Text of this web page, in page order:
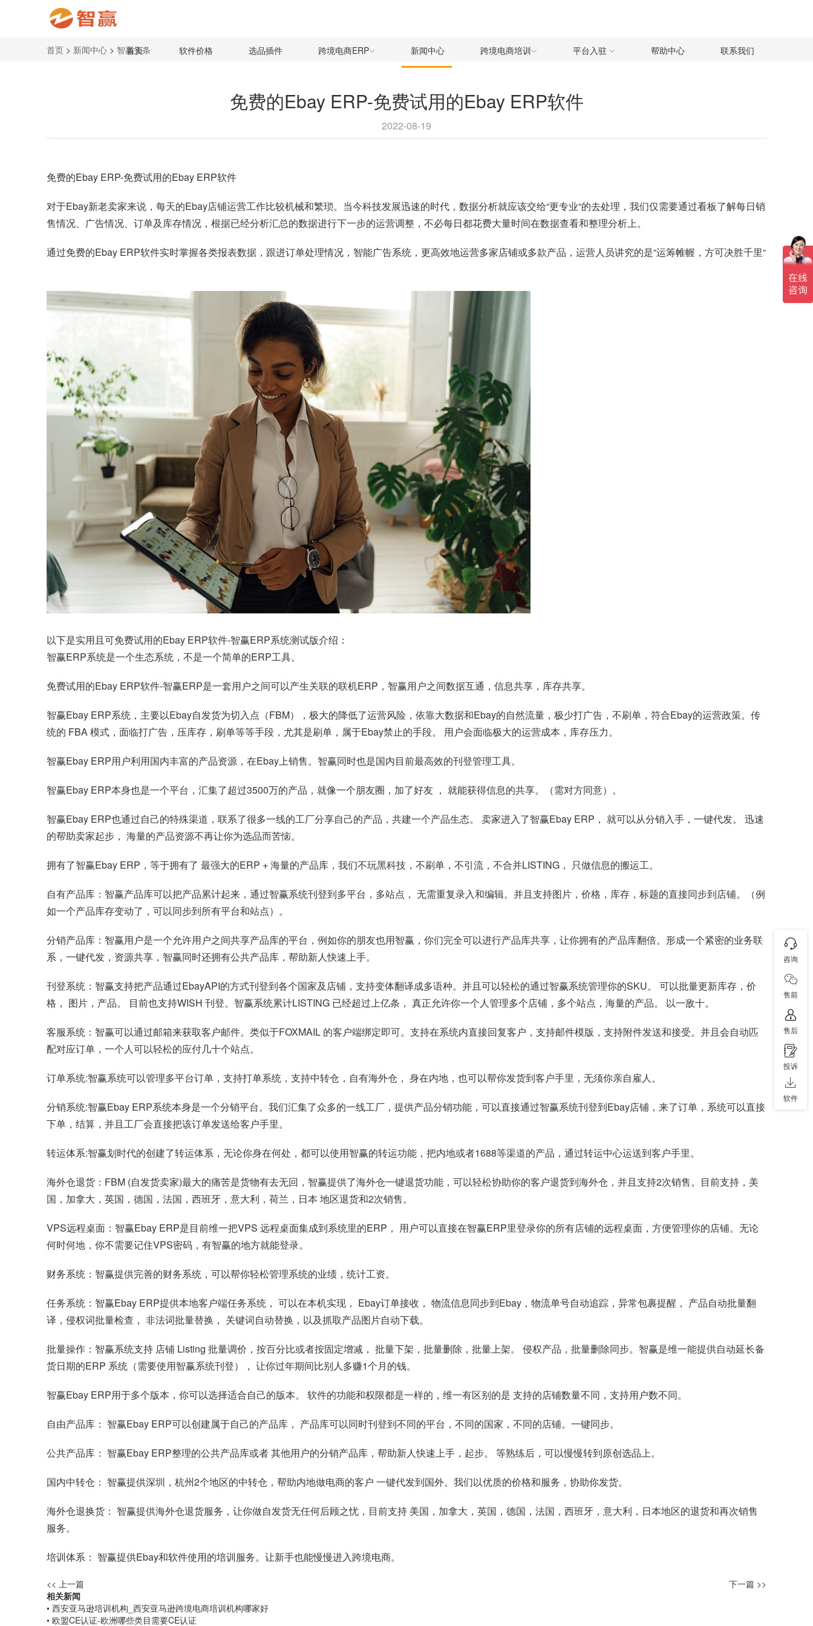
首页 软件价格 选品插件 跨境电商ERP 新闻中心 跨境电商培训 平台入驻 帮助中心 联系我们
首页 > 新闻中心 > 智赢头条
免费的Ebay ERP-免费试用的Ebay ERP软件
2022-08-19
免费的Ebay ERP-免费试用的Ebay ERP软件
对于Ebay新老卖家来说，每天的Ebay店铺运营工作比较机械和繁琐。当今科技发展迅速的时代，数据分析就应该交给“更专业“的去处理，我们仅需要通过看板了解每日销
售情况、广告情况、订单及库存情况，根据已经分析汇总的数据进行下一步的运营调整，不必每日都花费大量时间在数据查看和整理分析上。
通过免费的Ebay ERP软件实时掌握各类报表数据，跟进订单处理情况，智能广告系统，更高效地运营多家店铺或多款产品，运营人员讲究的是“运筹帷幄，方可决胜千里“
以下是实用且可免费试用的Ebay ERP软件-智赢ERP系统测试版介绍：
智赢ERP系统是一个生态系统，不是一个简单的ERP工具。
免费试用的Ebay ERP软件-智赢ERP是一套用户之间可以产生关联的联机ERP，智赢用户之间数据互通，信息共享，库存共享。
智赢Ebay ERP系统，主要以Ebay自发货为切入点（FBM），极大的降低了运营风险，依靠大数据和Ebay的自然流量，极少打广告，不刷单，符合Ebay的运营政策。传
统的 FBA 模式，面临打广告，压库存，刷单等等手段，尤其是刷单，属于Ebay禁止的手段。 用户会面临极大的运营成本，库存压力。
智赢Ebay ERP用户利用国内丰富的产品资源，在Ebay上销售。智赢同时也是国内目前最高效的刊登管理工具。
智赢Ebay ERP本身也是一个平台，汇集了超过3500万的产品，就像一个朋友圈，加了好友 ， 就能获得信息的共享。（需对方同意）。
智赢Ebay ERP也通过自己的特殊渠道，联系了很多一线的工厂分享自己的产品，共建一个产品生态。 卖家进入了智赢Ebay ERP， 就可以从分销入手，一键代发。 迅速
的帮助卖家起步， 海量的产品资源不再让你为选品而苦恼。
拥有了智赢Ebay ERP，等于拥有了 最强大的ERP + 海量的产品库，我们不玩黑科技，不刷单，不引流，不合并LISTING， 只做信息的搬运工。
自有产品库：智赢产品库可以把产品累计起来，通过智赢系统刊登到多平台，多站点， 无需重复录入和编辑。并且支持图片，价格，库存，标题的直接同步到店铺。（例
如一个产品库存变动了，可以同步到所有平台和站点）。
分销产品库：智赢用户是一个允许用户之间共享产品库的平台，例如你的朋友也用智赢，你们完全可以进行产品库共享，让你拥有的产品库翻倍。形成一个紧密的业务联
系，一键代发，资源共享，智赢同时还拥有公共产品库，帮助新人快速上手。
刊登系统：智赢支持把产品通过EbayAPI的方式刊登到各个国家及店铺，支持变体翻译成多语种。并且可以轻松的通过智赢系统管理你的SKU。 可以批量更新库存，价
格， 图片，产品。 目前也支持WISH 刊登。智赢系统累计LISTING 已经超过上亿条， 真正允许你一个人管理多个店铺，多个站点，海量的产品。 以一敌十。
客服系统：智赢可以通过邮箱来获取客户邮件。类似于FOXMAIL 的客户端绑定即可。支持在系统内直接回复客户，支持邮件模版，支持附件发送和接受。并且会自动匹
配对应订单，一个人可以轻松的应付几十个站点。
订单系统:智赢系统可以管理多平台订单，支持打单系统，支持中转仓，自有海外仓， 身在内地，也可以帮你发货到客户手里，无须你亲自雇人。
分销系统:智赢Ebay ERP系统本身是一个分销平台。我们汇集了众多的一线工厂，提供产品分销功能，可以直接通过智赢系统刊登到Ebay店铺，来了订单，系统可以直接
下单，结算，并且工厂会直接把该订单发送给客户手里。
转运体系:智赢划时代的创建了转运体系，无论你身在何处，都可以使用智赢的转运功能，把内地或者1688等渠道的产品，通过转运中心运送到客户手里。
海外仓退货：FBM (自发货卖家)最大的痛苦是货物有去无回，智赢提供了海外仓一键退货功能，可以轻松协助你的客户退货到海外仓，并且支持2次销售。目前支持，美
国，加拿大，英国，德国，法国，西班牙，意大利，荷兰，日本 地区退货和2次销售。
VPS远程桌面：智赢Ebay ERP是目前维一把VPS 远程桌面集成到系统里的ERP， 用户可以直接在智赢ERP里登录你的所有店铺的远程桌面，方便管理你的店铺。无论
何时何地，你不需要记住VPS密码，有智赢的地方就能登录。
财务系统：智赢提供完善的财务系统，可以帮你轻松管理系统的业绩，统计工资。
任务系统：智赢Ebay ERP提供本地客户端任务系统， 可以在本机实现， Ebay订单接收， 物流信息同步到Ebay，物流单号自动追踪，异常包裹提醒， 产品自动批量翻
译，侵权词批量检查， 非法词批量替换， 关键词自动替换，以及抓取产品图片自动下载。
批量操作：智赢系统支持 店铺 Listing 批量调价，按百分比或者按固定增减， 批量下架，批量删除，批量上架。 侵权产品，批量删除同步。智赢是维一能提供自动延长备
货日期的ERP 系统（需要使用智赢系统刊登）， 让你过年期间比别人多赚1个月的钱。
智赢Ebay ERP用于多个版本，你可以选择适合自己的版本。 软件的功能和权限都是一样的，维一有区别的是 支持的店铺数量不同，支持用户数不同。
自由产品库： 智赢Ebay ERP可以创建属于自己的产品库， 产品库可以同时刊登到不同的平台，不同的国家，不同的店铺。一键同步。
公共产品库： 智赢Ebay ERP整理的公共产品库或者 其他用户的分销产品库，帮助新人快速上手，起步。 等熟练后，可以慢慢转到原创选品上。
国内中转仓： 智赢提供深圳，杭州2个地区的中转仓，帮助内地做电商的客户 一键代发到国外。我们以优质的价格和服务，协助你发货。
海外仓退换货： 智赢提供海外仓退货服务，让你做自发货无任何后顾之忧，目前支持 美国，加拿大，英国，德国，法国，西班牙，意大利，日本地区的退货和再次销售
服务。
培训体系： 智赢提供Ebay和软件使用的培训服务。让新手也能慢慢进入跨境电商。
<< 上一篇
下一篇 >>
相关新闻
• 西安亚马逊培训机构_西安亚马逊跨境电商培训机构哪家好
• 欧盟CE认证-欧洲哪些类目需要CE认证
咨询
售前
售后
投诉
软件